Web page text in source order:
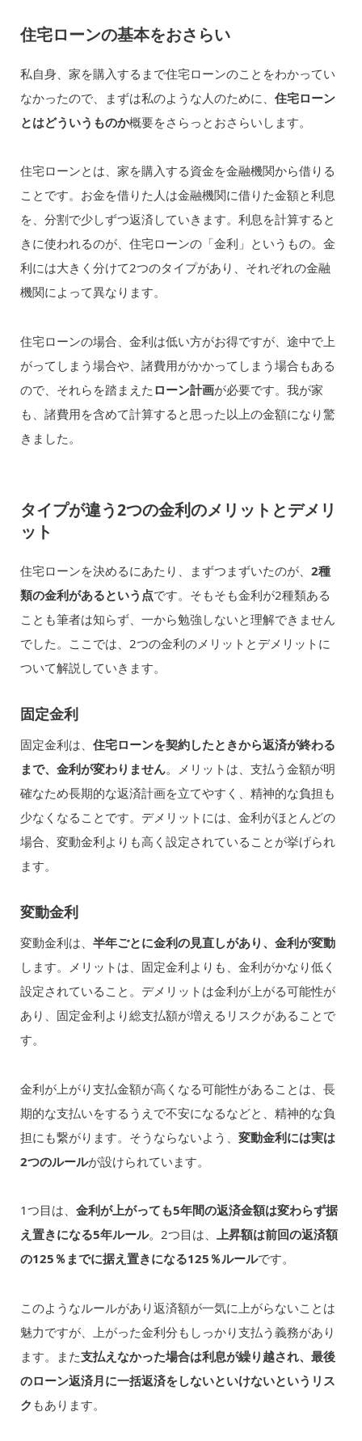
住宅ローンの基本をおさらい
私自身、家を購入するまで住宅ローンのことをわかってい
なかったので、まずは私のような人のために、 住宅ローン
とはどういうものか概要をさらっとおさらいします。
住宅ローンとは、家を購入する資金を金融機関から借りる
ことです。お金を借りた人は金融機関に借りた金額と利息
を、分割で少しずつ返済していきます。利息を計算すると
きに使われるのが、住宅ローンの「金利」というもの。金
利には大きく分けて2つのタイプがあり、それぞれの金融
機関によって異なります。
住宅ローンの場合、金利は低い方がお得ですが、途中で上
がってしまう場合や、諸費用がかかってしまう場合もある
ので、それらを踏まえた ローン計画が必要です。我が家
も、諸費用を含めて計算すると思った以上の金額になり驚
きました。
タイプが違う2つの金利のメリットとデメリ
ット
住宅ローンを決めるにあたり、まずつまずいたのが、 2種
類の金利があるという点です。そもそも金利が2種類ある
ことも筆者は知らず、一から勉強しないと理解できません
でした。ここでは、2つの金利のメリットとデメリットに
ついて解説していきます。
固定金利
固定金利は、 住宅ローンを契約したときから返済が終わる
まで、金利が変わりません。メリットは、支払う金額が明
確なため長期的な返済計画を立てやすく、精神的な負担も
少なくなることです。デメリットには、金利がほとんどの
場合、変動金利よりも高く設定されていることが挙げられ
ます。
変動金利
変動金利は、 半年ごとに金利の見直しがあり、金利が変動
します。メリットは、固定金利よりも、金利がかなり低く
設定されていること。デメリットは金利が上がる可能性が
あり、固定金利より総支払額が増えるリスクがあることで
す。
金利が上がり支払金額が高くなる可能性があることは、長
期的な支払いをするうえで不安になるなどと、精神的な負
担にも繋がります。そうならないよう、 変動金利には実は
2つのルールが設けられています。
1つ目は、 金利が上がっても5年間の返済金額は変わらず据
え置きになる5年ルール。2つ目は、 上昇額は前回の返済額
の125％までに据え置きになる125％ルールです。
このようなルールがあり返済額が一気に上がらないことは
魅力ですが、上がった金利分もしっかり支払う義務があり
ます。また支払えなかった場合は利息が繰り越され、最後
のローン返済月に一括返済をしないといけないというリス
ク もあります。